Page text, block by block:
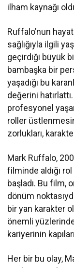
ilham kaynağı
Ruffalo’nun
sağlığıyla ilgili
geçirdiği büyük
bambaşka bir
yaşadığı bu
değerini
profesyonel
roller
zorlukları,
Mark Ruffalo,
filminde aldığı
başladı. Bu film,
dönüm
bir yan karakter
önemli
kariyerinin
Her bir bu olay,